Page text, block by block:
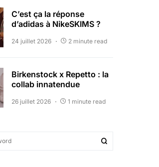
C’est ça la réponse
d’adidas à NikeSKIMS ?
24 juillet 2026 2 minute read
Birkenstock x Repetto : la
collab innatendue
26 juillet 2026 1 minute read